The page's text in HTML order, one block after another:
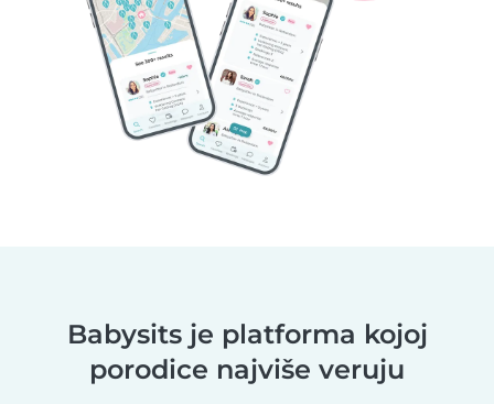
Babysits je platforma kojoj
porodice najviše veruju